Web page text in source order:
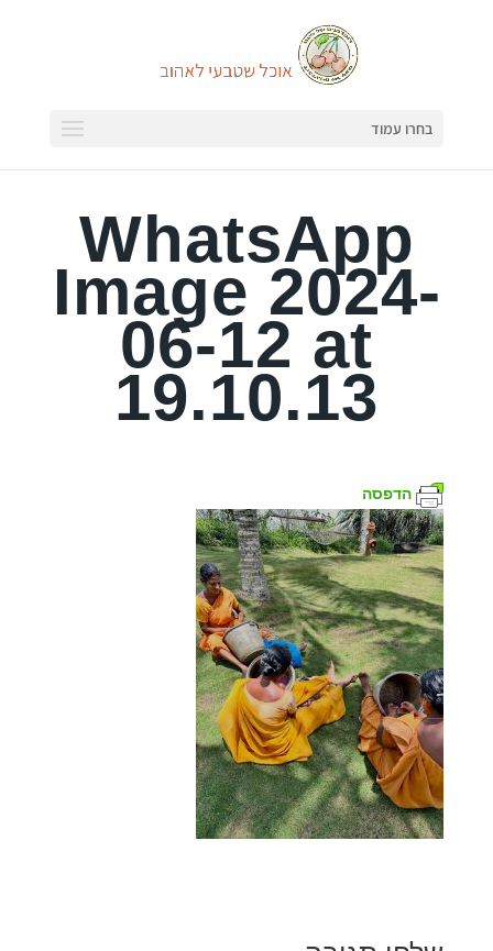
בחרו עמוד
WhatsApp
Image 2024-
06-12 at
19.10.13
הדפסה